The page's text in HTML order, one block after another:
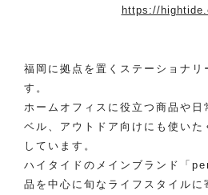
https://
福岡に拠点を置くステーショナリ
す。
ホームオフィスに役立つ商品や日
ベル、アウトドア向けにも使いた
しています。
ハイタイドのメインブランド「
品を中心に旬なライフスタイルに